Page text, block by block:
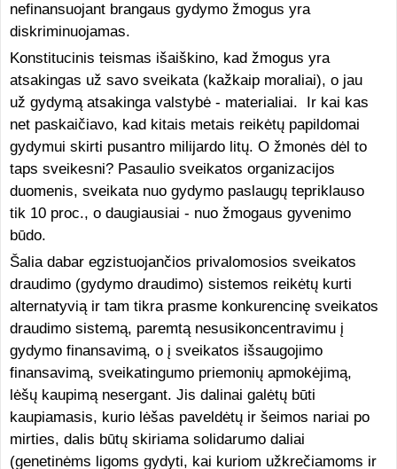
nefinansuojant brangaus gydymo žmogus yra
diskriminuojamas.
Konstitucinis teismas išaiškino, kad žmogus yra
atsakingas už savo sveikata (kažkaip moraliai), o jau
už gydymą atsakinga valstybė - materialiai. Ir kai kas
net paskaičiavo, kad kitais metais reikėtų papildomai
gydymui skirti pusantro milijardo litų. O žmonės dėl to
taps sveikesni? Pasaulio sveikatos organizacijos
duomenis, sveikata nuo gydymo paslaugų tepriklauso
tik 10 proc., o daugiausiai - nuo žmogaus gyvenimo
būdo.
Šalia dabar egzistuojančios privalomosios sveikatos
draudimo (gydymo draudimo) sistemos reikėtų kurti
alternatyvią ir tam tikra prasme konkurencinę sveikatos
draudimo sistemą, paremtą nesusikoncentravimu į
gydymo finansavimą, o į sveikatos išsaugojimo
finansavimą, sveikatingumo priemonių apmokėjimą,
lėšų kaupimą nesergant. Jis dalinai galėtų būti
kaupiamasis, kurio lėšas paveldėtų ir šeimos nariai po
mirties, dalis būtų skiriama solidarumo daliai
(genetinėms ligoms gydyti, kai kuriom užkrečiamoms ir